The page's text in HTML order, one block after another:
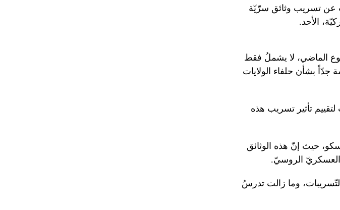
عن تسريب وثائق سرّيّة
الأحد.
الماضي، لا يشملُ فقط
جدّاً بشأن حلفاء الولايات
لتقييم تأثير تسريب هذه
حيث إنّ هذه الوثائق
العسكريّ الروسيّ.
وما زالت تدرسُ